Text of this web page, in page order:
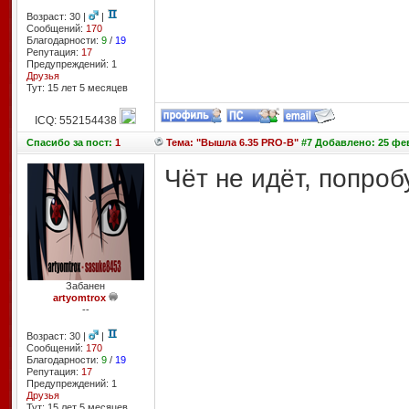
Возраст: 30 |
|
Сообщений: 170
Благодарности: 9/ 19
Репутация: 17
Предупреждений: 1
Друзья
Тут: 15 лет 5 месяцев
ICQ: 552154438
Спасибоза пост: 1 Тема: "Вышла 6.35 PRO-B"#7 Добавлено: 25
Забанен
artyomtrox
--
Возраст: 30 |
|
Сообщений: 170
Благодарности: 9/ 19
Репутация: 17
Предупреждений: 1
Друзья
Чёт не идёт,